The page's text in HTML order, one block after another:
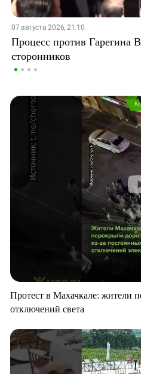
07 августа 2026, 21:10
Процесс против Гарегина
сторонников
Протест в Махачкале: жители
отключений света